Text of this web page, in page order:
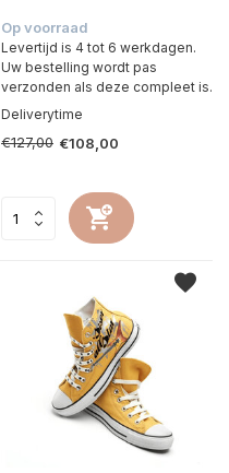
Op voorraad
Levertijd is 4 tot 6 werkdagen.
Uw bestelling wordt pas
verzonden als deze compleet is.
Deliverytime
€127,00 €108,00